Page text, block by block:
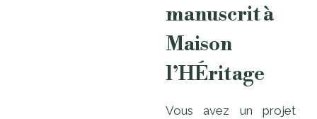
manuscrit à
Maison
l’HÉritage
Vous avez un projet